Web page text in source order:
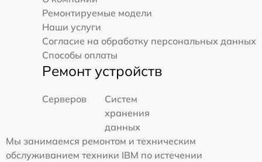
Ремонтируемые модели
Наши услуги
Согласие на обработку персональных данных
Способы оплаты
Ремонт устройств
Серверов
Систем
хранения
данных
Мы занимаемся ремонтом и техническим
обслуживанием техники IBM по истечении